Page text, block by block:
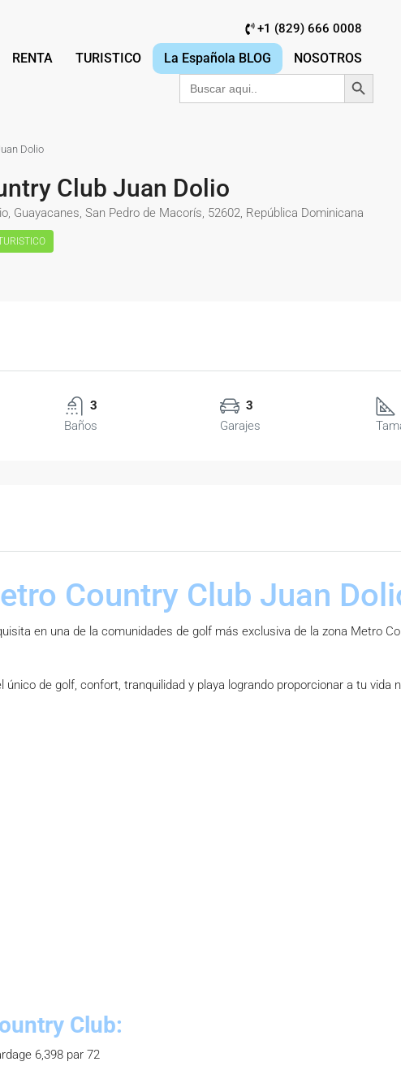
+1 (829) 666 0008
RENTA TURISTICO La Española BLOG
NOSOTROS
Buscar:
Botón de búsqueda
Dolio
Club Juan Dolio
Guayacanes, San Pedro de Macorís, 52602, República Dominicana
3
Baños
3
Garajes
Country Club Juan
en una de la comunidades de golf más exclusiva de la zona Metro
de golf, confort, tranquilidad y playa logrando proporcionar a tu vida
Club:
6,398 par 72